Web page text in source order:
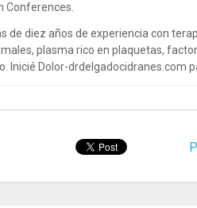
Conferences.
de diez años de experiencia con
plasma rico en plaquetas,
Inicié Dolor-drdelgadocidranes.com